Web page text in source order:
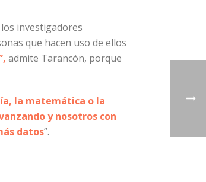
investigadores
que hacen uso de ellos
admite Tarancón, porque
la matemática o la
y nosotros con
datos”.